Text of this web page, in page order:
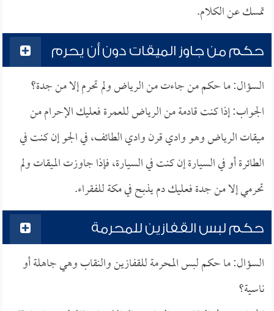
تمسك عن الكلام.
حكم من جاوز الميقات دون أن يحرم
السؤال: ما حكم من جاءت من الرياض ولم تحرم إلا من جدة؟
الجواب: إذا كنت قادمة من الرياض للعمرة فعليك الإحرام من
ميقات الرياض وهو وادي قرن وادي الطائف، في الجو إن كنت في
الطائرة أو في السيارة إن كنت في السيارة، فإذا جاوزت الميقات ولم
تحرمي إلا من جدة فعليك دم يذبح في مكة للفقراء.
حكم لبس القفازين للمحرمة
السؤال: ما حكم لبس المحرمة للقفازين والنقاب وهي جاهلة أو
ناسية؟